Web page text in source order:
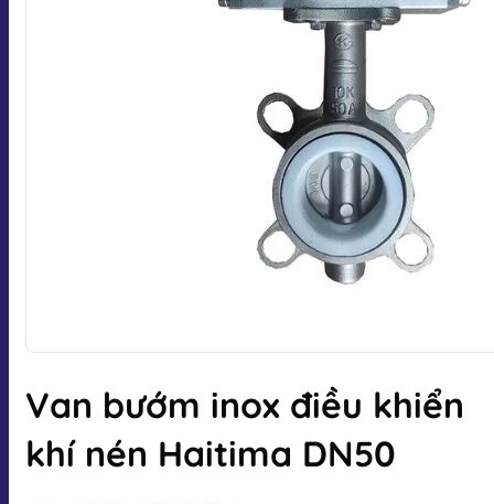
Van bướm inox điều khiển
khí nén Haitima DN50